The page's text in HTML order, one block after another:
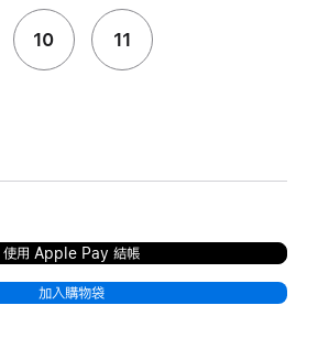
10 11
使用 Apple Pay 結帳
加入購物袋